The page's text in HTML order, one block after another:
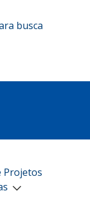
busca
Projetos